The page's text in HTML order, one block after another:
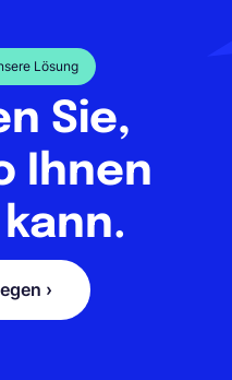
Lösung
Sie,
Ihnen
›